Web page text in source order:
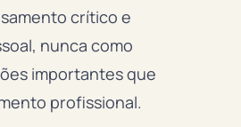
crítico e
nunca como
importantes que
profissional.